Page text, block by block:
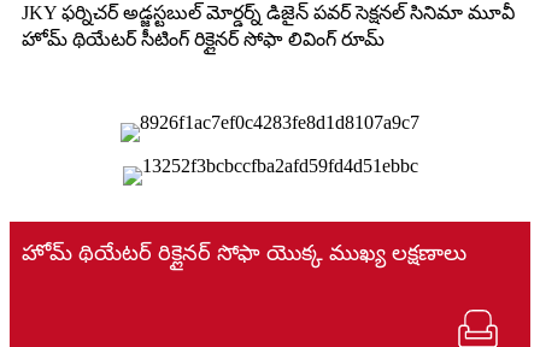
JKY ఫర్నిచర్ అడ్జస్టబుల్ మోర్డర్న్ డిజైన్ పవర్ సెక్షనల్ సినిమా మూవీ
హోమ్ థియేటర్ సీటింగ్ రిక్లైనర్ సోఫా లివింగ్ రూమ్
హోమ్ థియేటర్ రిక్లైనర్ సోఫా యొక్క ముఖ్య లక్షణాలు